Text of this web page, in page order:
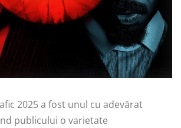
2025 a fost unul cu adevărat
publicului o varietate